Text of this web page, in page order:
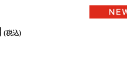
(税込)